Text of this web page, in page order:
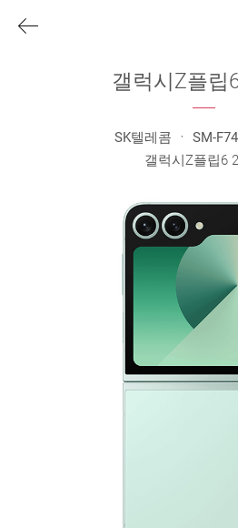
갤럭시Z플립
SK텔레콤 ㆍ SM-
갤럭시Z플립6